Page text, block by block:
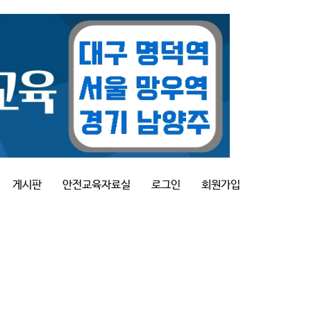
게시판 안전교육자료실 로그인 회원가입